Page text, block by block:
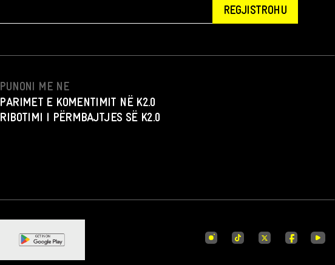
REGJISTROHU
PUNONI ME NE
PARIMET E KOMENTIMIT NË K2.0
RIBOTIMI I PËRMBAJTJES SË K2.0